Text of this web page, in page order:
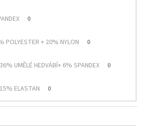
0
POLYESTER + 20% NYLON 0
UMĚLÉ HEDVÁBÍ+ 6% SPANDEX 0
ELASTAN 0